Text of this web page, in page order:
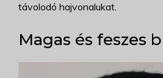
távolodó hajvonalukat.
Magas és feszes